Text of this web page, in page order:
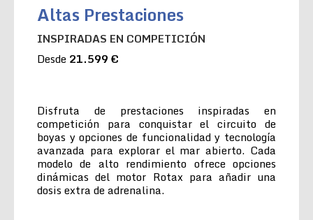
Altas Prestaciones
INSPIRADAS EN COMPETICIÓN
Desde 21.599 €
Disfruta de prestaciones inspiradas en
competición para conquistar el circuito de
boyas y opciones de funcionalidad y tecnología
avanzada para explorar el mar abierto. Cada
modelo de alto rendimiento ofrece opciones
dinámicas del motor Rotax para añadir una
dosis extra de adrenalina.